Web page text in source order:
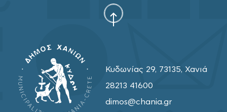
Κυδωνίας 29, 73135, Χανιά
28213 41600
dimos@chania.gr